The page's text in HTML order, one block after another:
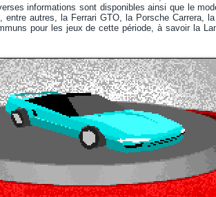
informations sont disponibles ainsi que le
autres, la Ferrari GTO, la Porsche Carrera,
pour les jeux de cette période, à savoir la